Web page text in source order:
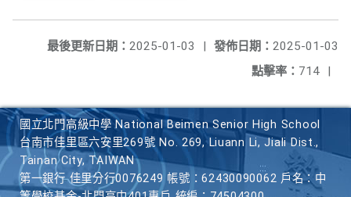
發佈日期： 2025-01-03
最後更新日期： 2025-01-03
|
點擊率： 714 |
國立北門高級中學 National Beimen Senior High School
台南市佳里區六安里269號 No. 269, Liuann Li, Jiali Dist.,
Tainan City, TAIWAN
第一銀行 佳里分行0076249 帳號：62430090062 戶名：中